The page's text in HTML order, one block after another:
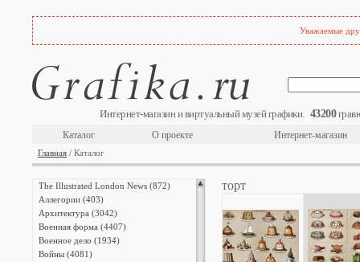
Уважаемые
Интернет-магазин и виртуальный музей графики. 43200
Каталог О проекте Интернет-магазин
Главная / Каталог
The Illustrated London News (872)
Аллегории (403)
Архитектура (3042)
Военная форма (4407)
Военное дело (1934)
Войны (4081)
торт